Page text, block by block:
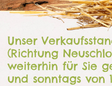
Unser
(Richtung
weiterhin für Sie
und sonntags von